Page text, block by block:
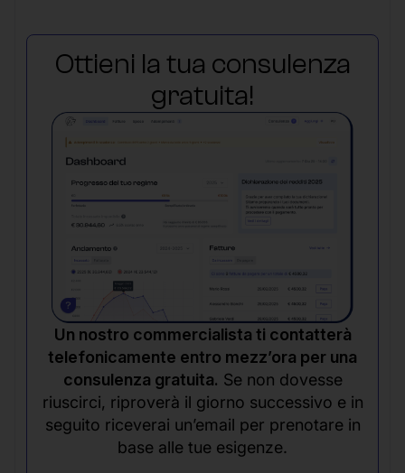
Ottieni la tua consulenza
gratuita!
Un nostro commercialista ti contatterà
telefonicamente entro mezz’ora per una
consulenza gratuita. Se non dovesse
riuscirci, riproverà il giorno successivo e in
seguito riceverai un’email per prenotare in
base alle tue esigenze.